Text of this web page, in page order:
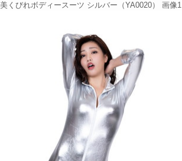
美くびれボディースーツ シルバー（YA0020） 画像1